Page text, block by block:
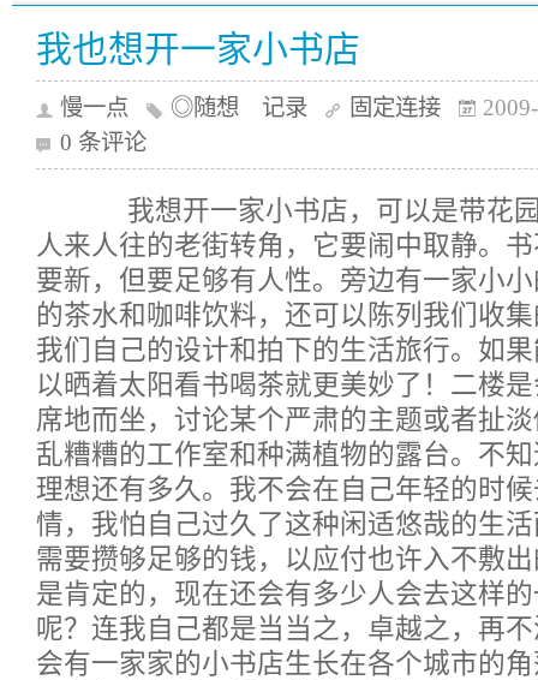
我也想开一家小书店
慢一点 ◎随想 记录 固定连接
0 条评论
我想开一家小书店，可以是带花园
人来人往的老街转角，它要闹中取静。
要新，但要足够有人性。旁边有一家小
的茶水和咖啡饮料，还可以陈列我们收
我们自己的设计和拍下的生活旅行。如
以晒着太阳看书喝茶就更美妙了！二楼
席地而坐，讨论某个严肃的主题或者扯
乱糟糟的工作室和种满植物的露台。不
理想还有多久。我不会在自己年轻的时
情，我怕自己过久了这种闲适悠哉的生
需要攒够足够的钱，以应付也许入不敷
是肯定的，现在还会有多少人会去这样
呢？连我自己都是当当之，卓越之，再
会有一家家的小书店生长在各个城市的